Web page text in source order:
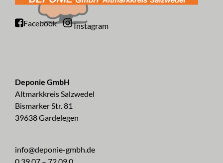
Facebook Instagram
Deponie GmbH
Altmarkkreis Salzwedel
Bismarker Str. 81
39638 Gardelegen
info@deponie-gmbh.de